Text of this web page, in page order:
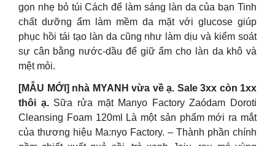
gọn nhẹ bỏ túi Cách để làm sáng làn da của bạn Tinh
chất dưỡng ẩm làm mềm da mặt với glucose giúp
phục hồi tái tạo làn da cũng như làm dịu và kiểm soát
sự cân bằng nước-dầu để giữ ẩm cho làn da khô và
mệt mỏi.
[MẪU MỚI] nhà MYANH vừa về ạ. Sale 3xx còn 1xx
thôi ạ.Sữa rửa mặt Manyo Factory Zaódam Doroti
Cleansing Foam 120ml Là một sản phẩm mới ra mắt
của thương hiệu Ma:nyo Factory. – Thành phần chính